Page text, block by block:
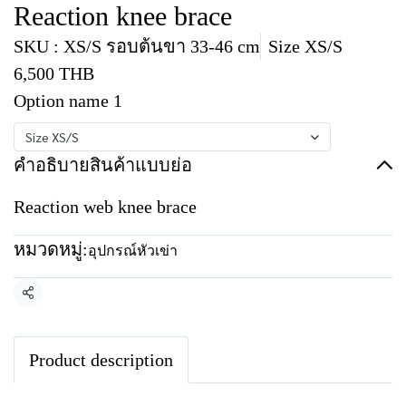
Reaction knee brace
SKU : XS/S รอบต้นขา 33-46 cm Size XS/S
6,500 THB
Option name 1
Size XS/S
คำอธิบายสินค้าแบบย่อ
Reaction web knee brace
หมวดหมู่:อุปกรณ์หัวเข่า
แชร์
Product description